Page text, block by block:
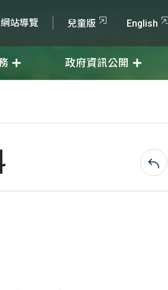
網站導覽 兒童版 English
政府資訊公開
回